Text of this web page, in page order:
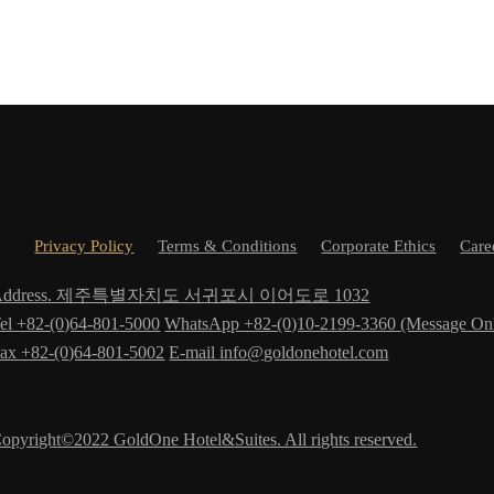
Privacy Policy Terms & Conditions Corporate Ethics
제주특별자치도 서귀포시 이어도로 1032
+82-(0)64-801-5000 WhatsApp +82-(0)10-2199-3360 (Message
+82-(0)64-801-5002 E-mailinfo@goldonehotel.com
GoldOne Hotel&Suites. All rights reserved.